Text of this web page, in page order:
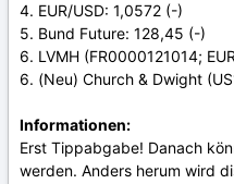
4. EUR/USD: 1,0572 (-)
5. Bund Future: 128,45 (-)
6. LVMH (FR0000121014;
6. (Neu) Church & Dwight
Informationen:
Erst Tippabgabe! Danach
werden. Anders herum wird